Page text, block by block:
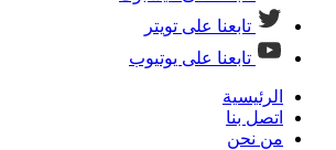
تابعنا على تويتر
تابعنا على يوتيوب
الرئيسية
اتصل بنا
من نحن